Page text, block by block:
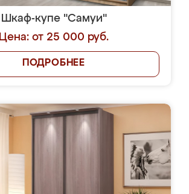
Шкаф-купе "Самуи"
Цена: от 25 000 руб.
ПОДРОБНЕЕ